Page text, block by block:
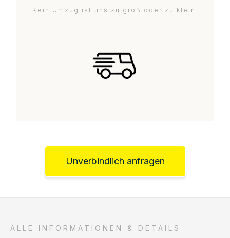
Kein Umzug ist uns zu groß oder zu klein.
Unverbindlich anfragen
ALLE INFORMATIONEN & DETAILS